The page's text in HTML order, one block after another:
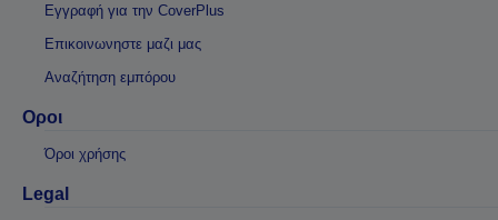
Εγγραφή για την CoverPlus
Επικοινωνηστε μαζι μας
Αναζήτηση εμπόρου
Οροι
Όροι χρήσης
Legal